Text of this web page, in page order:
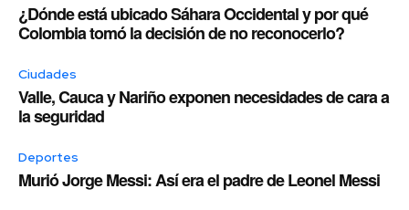
¿Dónde está ubicado Sáhara Occidental y por qué
Colombia tomó la decisión de no reconocerlo?
Ciudades
Valle, Cauca y Nariño exponen necesidades de cara a
la seguridad
Deportes
Murió Jorge Messi: Así era el padre de Leonel Messi